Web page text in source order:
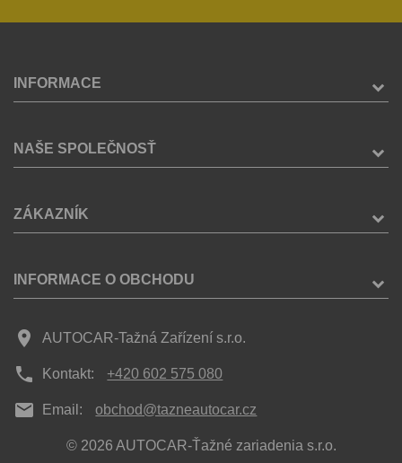
INFORMACE
NAŠE SPOLEČNOSŤ
ZÁKAZNÍK
INFORMACE O OBCHODU
place AUTOCAR-Tažná Zařízení s.r.o.
phone Kontakt: +420 602 575 080
mail Email: obchod@tazneautocar.cz
© 2026 AUTOCAR-Ťažné zariadenia s.r.o.